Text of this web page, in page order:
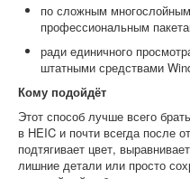
по сложным
профессиональным
ради единичного
штатными средствами
Кому подойдёт
Этот способ лучше всего
в HEIC и почти всегда после
подтягивает цвет,
лишние детали или просто